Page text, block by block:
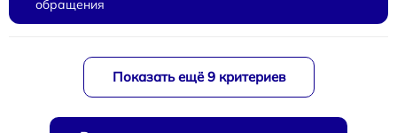
обращения
Показать ещё 9 критериев